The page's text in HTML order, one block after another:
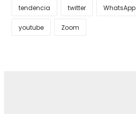
tendencia twitter WhatsApp
youtube Zoom